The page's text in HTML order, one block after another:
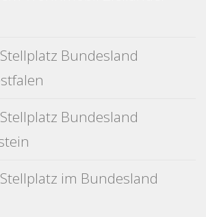
Bundesland
Bundesland
im Bundesland